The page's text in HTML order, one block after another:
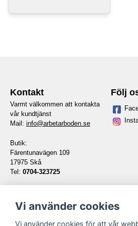
Kontakt
Varmt välkommen att kontakta
vår kundtjänst
Mail: info@arbetarboden.se
Butik:
Färentunavägen 109
17975 Skå
Tel: 0704-323725
14:00-16:00
Följ
Vi använder cookies
Vi använder cookies för att vår